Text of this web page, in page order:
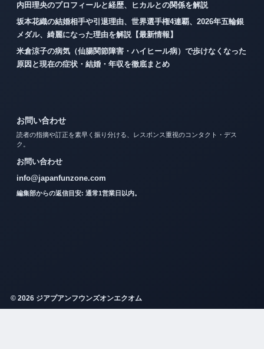
内田理央のプロフィールと経歴、ヒカルとの関係を解説
坂本花織の結婚相手や引退理由、世界選手権4連覇、2026年五輪銀
メダル、綺麗になった理由を解説【最新情報】
米倉涼子の病気（仙腸関節障害・ハイヒール病）で歩けなくなった
原因と現在の症状・結婚・年収を徹底まとめ
お問い合わせ
読者の指摘や訂正を素早く振り分ける、レスポンス重視のコンタクト・デス
ク。
お問い合わせ
info@japanfunzone.com
編集部からの返信目安: 通常1営業日以内。
© 2026 ジアプアンフウンズオンエクオム